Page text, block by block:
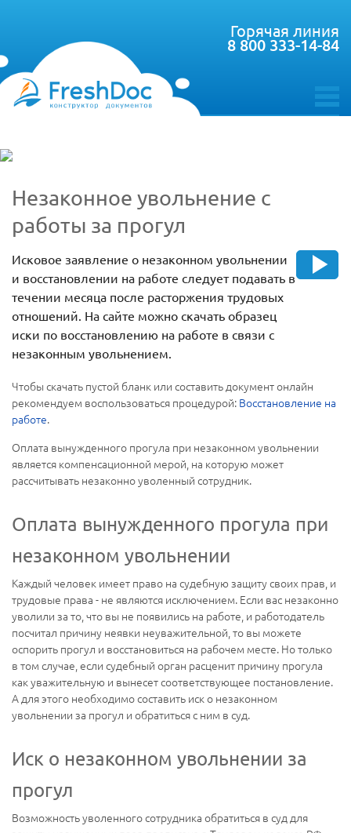
toggle
Горячая линия
8 800 333-14-84
Незаконное увольнение с
работы за прогул
Исковое заявление о незаконном увольнении
и восстановлении на работе следует подавать в
течении месяца после расторжения трудовых
отношений. На сайте можно скачать образец
иски по восстановлению на работе в связи с
незаконным увольнением.
Чтобы скачать пустой бланк или составить документ онлайн
рекомендуем воспользоваться процедурой: Восстановление на
работе.
Оплата вынужденного прогула при незаконном увольнении
является компенсационной мерой, на которую может
рассчитывать незаконно уволенный сотрудник.
Оплата вынужденного прогула при
незаконном увольнении
Каждый человек имеет право на судебную защиту своих прав, и
трудовые права - не являются исключением. Если вас незаконно
уволили за то, что вы не появились на работе, и работодатель
посчитал причину неявки неуважительной, то вы можете
оспорить прогул и восстановиться на рабочем месте. Но только
в том случае, если судебный орган расценит причину прогула
как уважительную и вынесет соответствующее постановление.
А для этого необходимо составить иск о незаконном
увольнении за прогул и обратиться с ним в суд.
Иск о незаконном увольнении за
прогул
Возможность уволенного сотрудника обратиться в суд для